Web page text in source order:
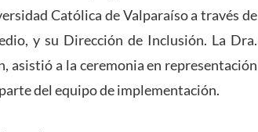
Católica de Valparaíso a través de
y su Dirección de Inclusión. La Dra.
asistió a la ceremonia en representación
del equipo de implementación.